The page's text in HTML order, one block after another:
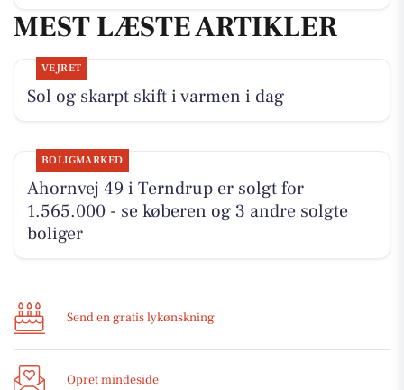
MEST LÆSTE ARTIKLER
VEJRET
Sol og skarpt skift i varmen i dag
BOLIGMARKED
Ahornvej 49 i Terndrup er solgt for
1.565.000 - se køberen og 3 andre solgte
boliger
Send en gratis lykønskning
Opret mindeside